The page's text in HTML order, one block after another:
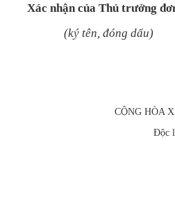
Xác nhận của Thủ trưởng
(ký tên, đóng dấu)
CỘNG HÒA
Độc